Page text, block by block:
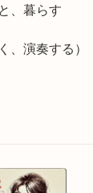
、暮らす
、演奏する）